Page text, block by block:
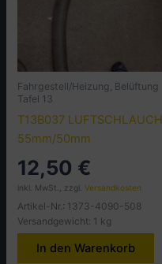
Fahrgestell/Heizung, Belüftung
Tafel 13
T13B037 LUFTSCHLAUCH
55mm/50mm
12,50 €
inkl. MwSt., zzgl.Versandkosten
Artikel-Nr.: 1373-4090-508
Versandgewicht: 1 kg
In den Warenkorb